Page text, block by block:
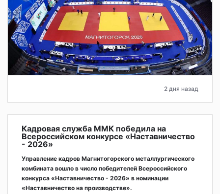
2 дня назад
Кадровая служба ММК победила на
Всероссийском конкурсе «Наставничество
- 2026»
Управление кадров Магнитогорского металлургического
комбината вошло в число победителей Всероссийского
конкурса «Наставничество - 2026» в номинации
«Наставничество на производстве».